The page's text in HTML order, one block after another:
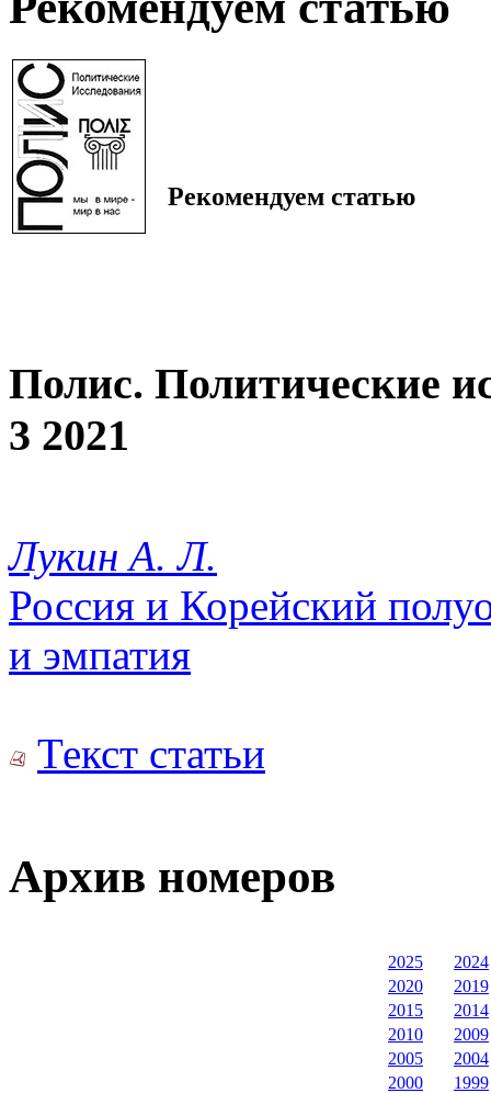
Рекомендуем статью
Полис. Политические
3 2021
Лукин А. Л.
Россия и Корейский
и эмпатия
Текст статьи
Архив номеров
2025
2024
2020
2019
2015
2014
2010
2009
2005
2004
2000
1999